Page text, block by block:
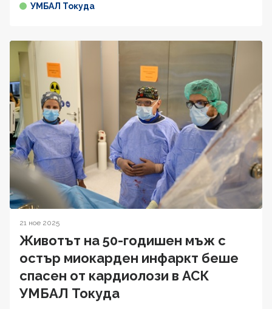
УМБАЛ Токуда
21 ное 2025
Животът на 50-годишен мъж с
остър миокарден инфаркт беше
спасен от кардиолози в АСК
УМБАЛ Токуда